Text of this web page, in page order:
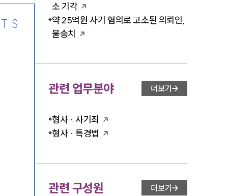
소 기각
약 25억원 사기 혐의로 고소된 의뢰인,
불송치
관련 업무분야 더보기
형사 · 사기죄
형사 · 특경법
관련 구성원 더보기